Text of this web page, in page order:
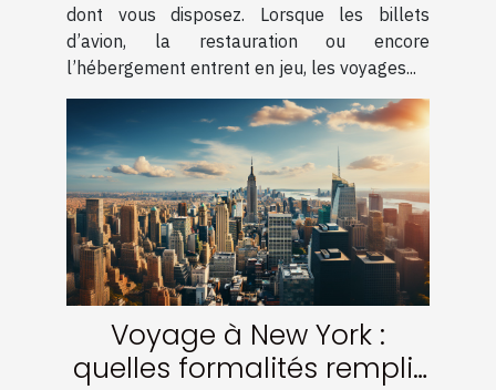
dont vous disposez. Lorsque les billets
d’avion, la restauration ou encore
l’hébergement entrent en jeu, les voyages...
Voyage à New York :
quelles formalités remplir